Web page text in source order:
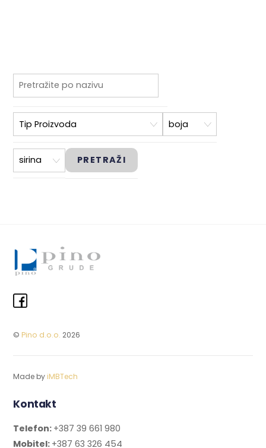
© Pino d.o.o. 2026
Made by iMBTech
Kontakt
Telefon: +387 39 661 980
Mobitel: +387 63 326 454